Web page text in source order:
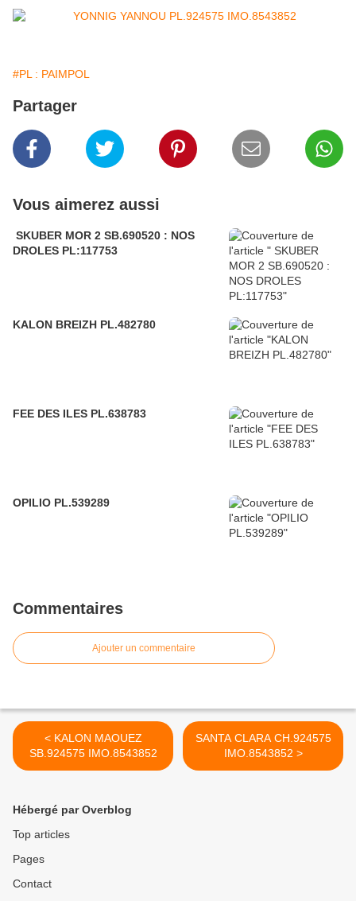
#PL : PAIMPOL
Partager
Vous aimerez aussi
SKUBER MOR 2 SB.690520 : NOS
DROLES PL:117753
KALON BREIZH PL.482780
FEE DES ILES PL.638783
OPILIO PL.539289
Commentaires
Ajouter un commentaire
< KALON MAOUEZ
SB.924575 IMO.8543852
SANTA CLARA CH.924575
IMO.8543852 >
Hébergé par Overblog
Top articles
Pages
Contact